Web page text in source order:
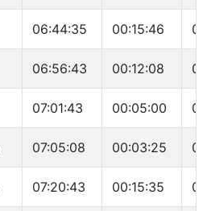
06:44:35 00:15:46
06:56:43 00:12:08
07:01:43 00:05:00
07:05:08 00:03:25
07:20:43 00:15:35